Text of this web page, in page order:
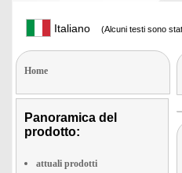
Italiano (Alcuni testi sono
Home
Panoramica del
prodotto:
attuali prodotti